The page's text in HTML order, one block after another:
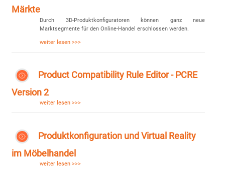
Märkte
Durch 3D-Produktkonfiguratoren können ganz neue
Marktsegmente für den Online-Handel erschlossen werden.
weiter lesen >>>
Product Compatibility Rule Editor - PCRE
Version 2
weiter lesen >>>
Produktkonfiguration und Virtual Reality
im Möbelhandel
weiter lesen >>>